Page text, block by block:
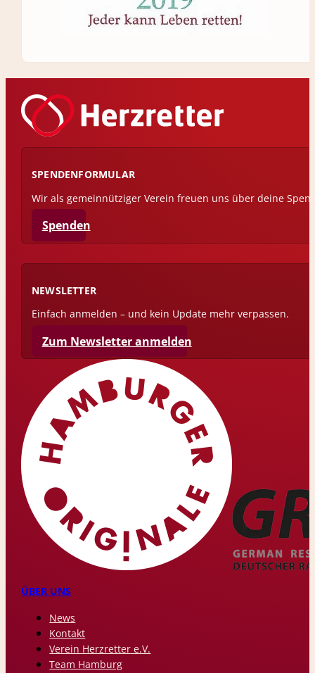
NEWSLETTER
Einfach anmelden – und kein Update mehr verpassen.
Zum Newsletter anmelden
SPENDENFORMULAR
Wir als gemeinnütziger Verein freuen uns über deine
Spenden
ÜBER UNS
News
Kontakt
Verein Herzretter e.V.
Team Hamburg